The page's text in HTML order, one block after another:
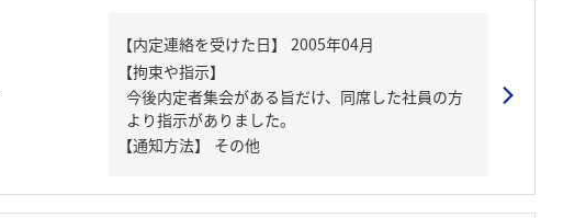
【内定連絡を受けた日】
2005年04月
【拘束や指示】
今後内定者集会がある旨だけ、同席した社員の方
より指示がありました。
【通知方法】
その他